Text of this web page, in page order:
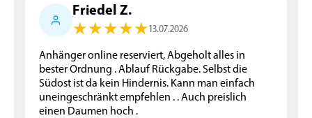
Friedel Z.
★
★★
★★
★★
★★
★13.07.2026
Anhänger online reserviert, Abgeholt alles in
bester Ordnung . Ablauf Rückgabe. Selbst die
Südost ist da kein Hindernis. Kann man einfach
uneingeschränkt empfehlen . . Auch preislich
einen Daumen hoch .